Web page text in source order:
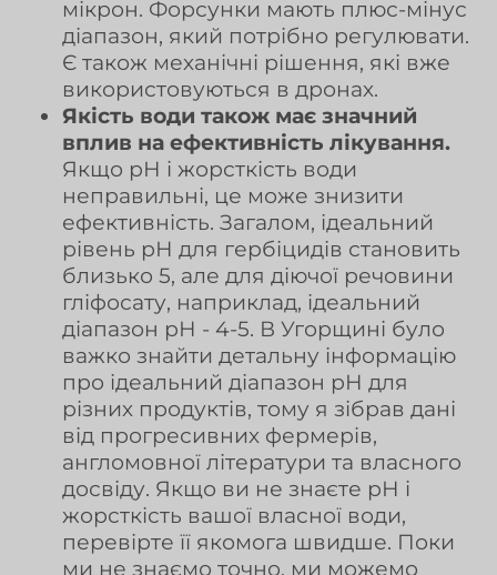
мікрон. Форсунки мають плюс-мінус
діапазон, який потрібно регулювати.
Є також механічні рішення, які вже
використовуються в дронах.
Якість води також має значний
вплив на ефективність лікування.
Якщо рН і жорсткість води
неправильні, це може знизити
ефективність. Загалом, ідеальний
рівень рН для гербіцидів становить
близько 5, але для діючої речовини
гліфосату, наприклад, ідеальний
діапазон рН - 4-5. В Угорщині було
важко знайти детальну інформацію
про ідеальний діапазон рН для
різних продуктів, тому я зібрав дані
від прогресивних фермерів,
англомовної літератури та власного
досвіду. Якщо ви не знаєте рН і
жорсткість вашої власної води,
перевірте її якомога швидше. Поки
ми не знаємо точно, ми можемо